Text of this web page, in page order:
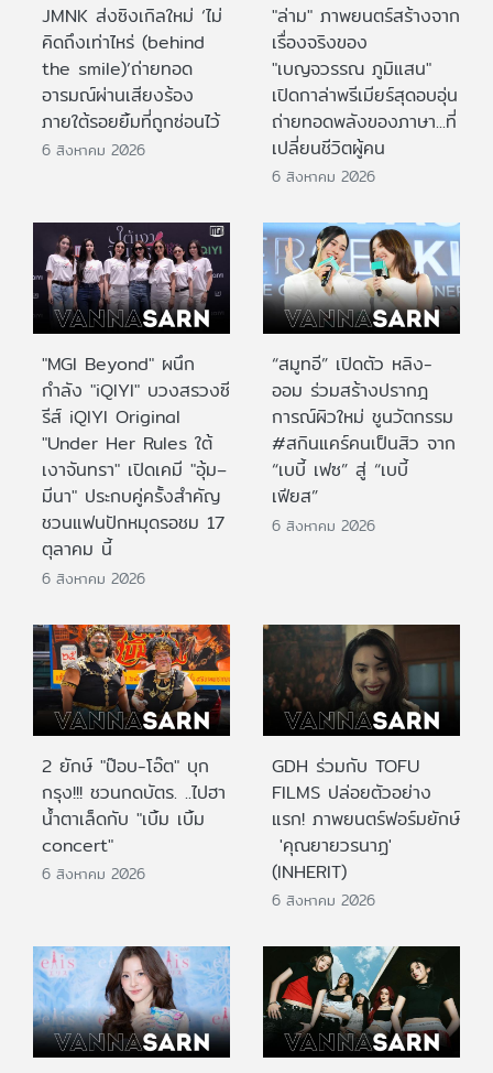
JMNK ส่งซิงเกิลใหม่ ‘ไม่
คิดถึงเท่าไหร่ (behind
the smile)’ถ่ายทอด
อารมณ์ผ่านเสียงร้อง
ภายใต้รอยยิ้มที่ถูกซ่อนไว้
6 สิงหาคม 2026
"ล่าม" ภาพยนตร์สร้างจาก
เรื่องจริงของ
"เบญจวรรณ ภูมิแสน"
เปิดกาล่าพรีเมียร์สุดอบอุ่น
ถ่ายทอดพลังของภาษา...ที่
เปลี่ยนชีวิตผู้คน
6 สิงหาคม 2026
"MGI Beyond" ผนึก
กำลัง "iQIYI" บวงสรวงซี
รีส์ iQIYI Original
"Under Her Rules ใต้
เงาจันทรา" เปิดเคมี "อุ้ม–
มีนา" ประกบคู่ครั้งสำคัญ
ชวนแฟนปักหมุดรอชม 17
ตุลาคม นี้
6 สิงหาคม 2026
“สมูทอี” เปิดตัว หลิง-
ออม ร่วมสร้างปรากฎ
การณ์ผิวใหม่ ชูนวัตกรรม
#สกินแคร์คนเป็นสิว จาก
“เบบี้ เฟซ” สู่ “เบบี้
เฟียส”
6 สิงหาคม 2026
2 ยักษ์ "ป๊อบ-โอ๊ต" บุก
กรุง!!! ชวนกดบัตร. ..ไปฮา
น้ำตาเล็ดกับ "เบิ้ม เบิ้ม
concert"
6 สิงหาคม 2026
GDH ร่วมกับ TOFU
FILMS ปล่อยตัวอย่าง
แรก! ภาพยนตร์ฟอร์มยักษ์
'คุณยายวรนาฏ'
(INHERIT)
6 สิงหาคม 2026